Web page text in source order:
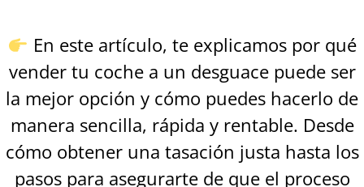
En este artículo, te explicamos por qué
vender tu coche a un desguace puede ser
la mejor opción y cómo puedes hacerlo de
manera sencilla, rápida y rentable. Desde
cómo obtener una tasación justa hasta los
pasos para asegurarte de que el proceso